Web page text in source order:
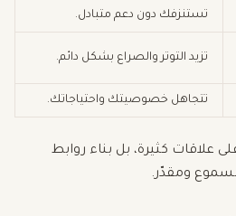
تستنزفك دون دعم متبادل.
تزيد التوتر والصراع بشكل دائم.
تتجاهل خصوصيتك واحتياجاتك.
علاقات كثيرة، بل بناء روابط
ومقدّر.